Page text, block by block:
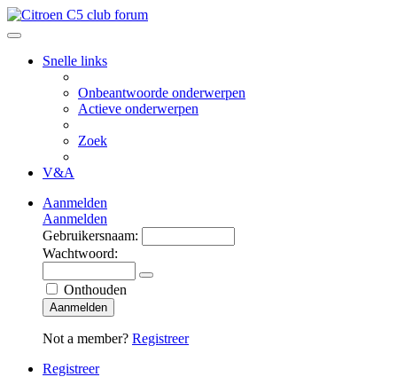
Snelle links
Onbeantwoorde onderwerpen
Actieve onderwerpen
Zoek
V&A
Aanmelden
Aanmelden
Gebruikersnaam:
Wachtwoord:
Onthouden
Aanmelden
Not a member? Registreer
Registreer